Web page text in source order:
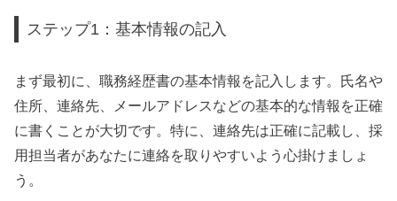
ステップ1：基本情報の記入
まず最初に、職務経歴書の基本情報を記入します。氏名や
住所、連絡先、メールアドレスなどの基本的な情報を正確
に書くことが大切です。特に、連絡先は正確に記載し、採
用担当者があなたに連絡を取りやすいよう心掛けましょ
う。